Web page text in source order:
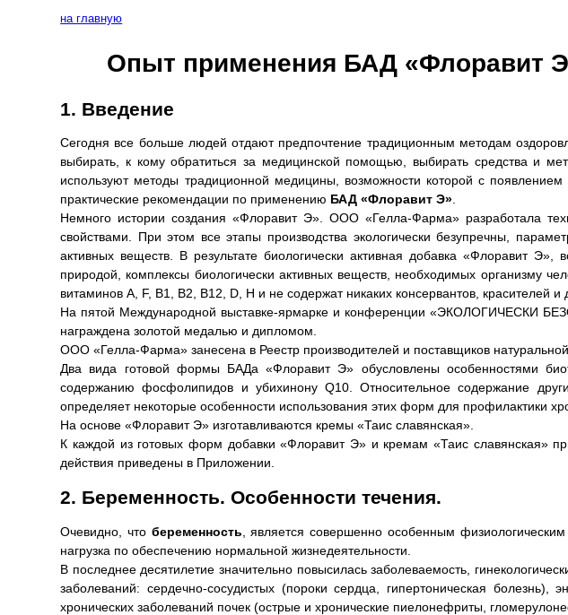
на главную
Опыт применения БАД «Флоравит
1. Введение
Сегодня все больше людей отдают предпочтение традиционным методам
выбирать, к кому обратиться за медицинской помощью, выбирать средства и
используют методы традиционной медицины, возможности которой с появлением
практические рекомендации по применению БАД «Флоравит Э»
Немного истории создания «Флоравит Э». ООО «Гелла-Фарма» разработала
свойствами. При этом все этапы производства экологически безупречны,
активных веществ. В результате биологически активная добавка «Флоравит
природой, комплексы биологически активных веществ, необходимых организму
витаминов А, F, B1, B2, B12, D, H и не содержат никаких консервантов, красителей и
На пятой Международной выставке-ярмарке и конференции «ЭКОЛОГИЧЕСКИ
награждена золотой медалью и дипломом.
ООО «Гелла-Фарма» занесена в Реестр производителей и поставщиков
Два вида готовой формы БАДа «Флоравит Э» обусловлены особенностями
содержанию фосфолипидов и убихинону Q10. Относительное содержание
определяет некоторые особенности использования этих форм для профилактики
На основе «Флоравит Э» изготавливаются кремы «Таис славянская».
К каждой из готовых форм добавки «Флоравит Э» и кремам «Таис славянская»
действия приведены в Приложении.
2. Беременность. Особенности течения.
Очевидно, что беременность , является совершенно особенным
нагрузка по обеспечению нормальной жизнедеятельности.
В последнее десятилетие значительно повысилась заболеваемость,
заболеваний: сердечно-сосудистых (пороки сердца, гипертоническая
хронических заболеваний почек (острые и хронические пиелонефриты,